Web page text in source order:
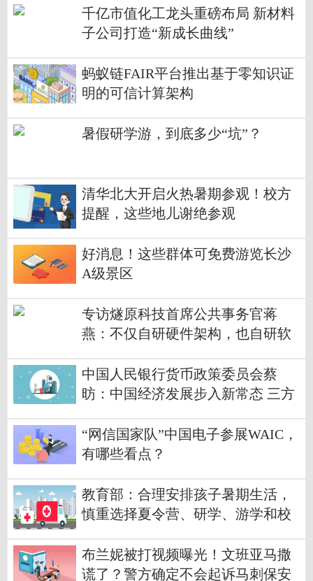
千亿市值化工龙头重磅布局 新材料
子公司打造“新成长曲线”
蚂蚁链FAIR平台推出基于零知识证
明的可信计算架构
暑假研学游，到底多少“坑”？
清华北大开启火热暑期参观！校方
提醒，这些地儿谢绝参观
好消息！这些群体可免费游览长沙
A级景区
专访燧原科技首席公共事务官蒋
燕：不仅自研硬件架构，也自研软
中国人民银行货币政策委员会蔡
昉：中国经济发展步入新常态 三方
“网信国家队”中国电子参展WAIC，
有哪些看点？
教育部：合理安排孩子暑期生活，
慎重选择夏令营、研学、游学和校
布兰妮被打视频曝光！文班亚马撒
谎了？警方确定不会起诉马刺保安